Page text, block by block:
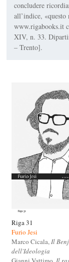
concludere
all’indice,
www.rigabooks.it
XIV, n. 33.
– Trento].
Riga 31
Furio Jesi
Marco Cicala,Il
dell'Ideologia